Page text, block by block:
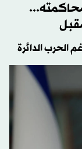
الحرب الدائرة